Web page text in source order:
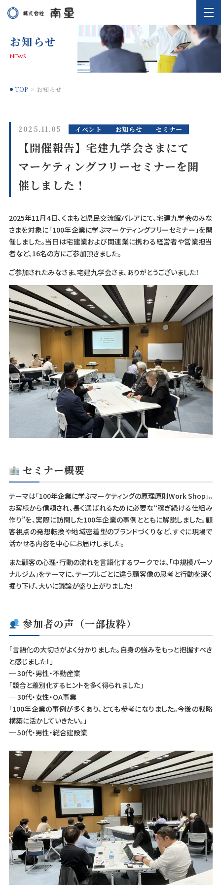
お知らせ
NEWS
TOP お知らせ
2025.11.05 イベント お知らせ セミナー
【開催報告】宅建九学会さまにて
マーケティングフリーセミナーを開
催しました！
2025年11月4日、くまもと県民交流館パレアにて、宅建九学会のみな
さまを対象に「100年企業に学ぶマーケティングフリーセミナー」を開
催しました。当日は宅建業および関連業に携わる経営者や営業担当
者など、16名の方にご参加頂きました。
ご参加されたみなさま、宅建九学会さま、ありがとうございました！
セミナー概要
テーマは「100年企業に学ぶマーケティングの原理原則Work Shop」。
お客様から信頼され、長く選ばれるために必要な“稼ぎ続ける仕組み
作り”を、実際に訪問した100年企業の事例とともに解説しました。顧
客視点の発想転換や地域密着型のブランドづくりなど、すぐに現場で
活かせる内容を中心にお届けしました。
また顧客の心理・行動の流れを言語化するワークでは、「中規模パーソ
ナルジム」をテーマに、テーブルごとに違う顧客像の思考と行動を深く
掘り下げ、大いに議論が盛り上がりました！
参加者の声（一部抜粋）
「言語化の大切さがよく分かりました。自身の強みをもっと把握すべき
と感じました！」
─ 30代・男性・不動産業
「競合と差別化するヒントを多く得られました」
─ 30代・女性・OA事業
「100年企業の事例が多くあり、とても参考になりました。今後の戦略
構築に活かしていきたい。」
─ 50代・男性・総合建設業